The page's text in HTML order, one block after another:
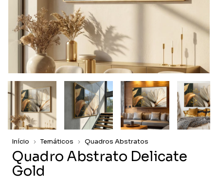
Início Temáticos Quadros Abstratos
Quadro Abstrato Delicate
Gold